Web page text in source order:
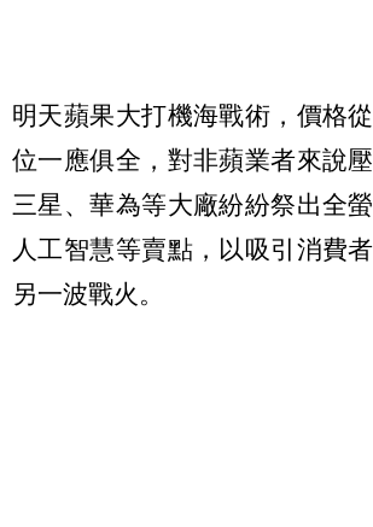
明天蘋果大打機海戰術，價格
位一應俱全，對非蘋業者來說
三星、華為等大廠紛紛祭出全螢
人工智慧等賣點，以吸引消費
另一波戰火。